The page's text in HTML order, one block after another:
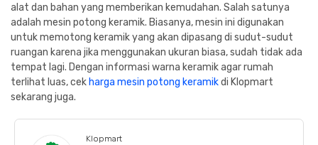
alat dan bahan yang memberikan kemudahan. Salah satunya
adalah mesin potong keramik. Biasanya, mesin ini digunakan
untuk memotong keramik yang akan dipasang di sudut-sudut
ruangan karena jika menggunakan ukuran biasa, sudah tidak ada
tempat lagi. Dengan informasi warna keramik agar rumah
terlihat luas, cek harga mesin potong keramikdi Klopmart
sekarang juga.
Klopmart